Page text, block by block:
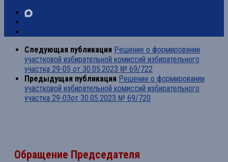
Следующая публикация Решение о формировании
участковой избирательной комиссий избирательного
участка 29-05 от 30.05.2023 № 69/722
Предыдущая публикация Решение о формировании
участковой избирательной комиссий избирательного
участка 29-03от 30.05.2023 № 69/720
Обращение Председателя